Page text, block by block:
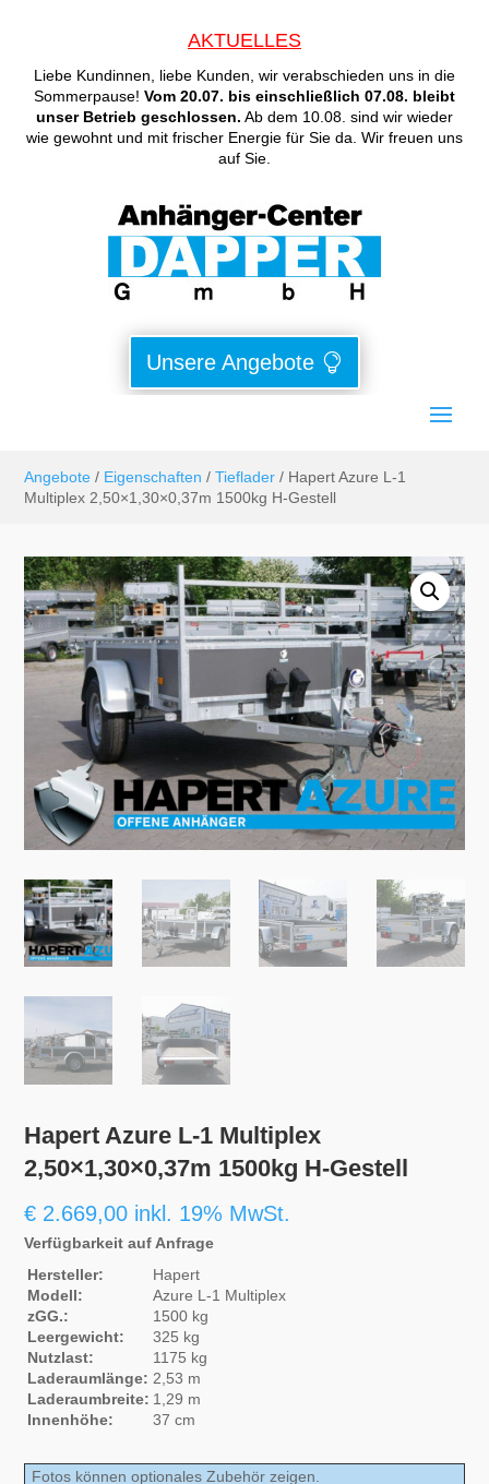
AKTUELLES
Liebe Kundinnen, liebe Kunden, wir verabschieden uns in die
Sommerpause! Vom 20.07. bis einschließlich 07.08. bleibt
unser Betrieb geschlossen. Ab dem 10.08. sind wir wieder
wie gewohnt und mit frischer Energie für Sie da. Wir freuen uns
auf Sie.
Unsere Angebote
Angebote / Eigenschaften /Tieflader / Hapert Azure L-1
Multiplex 2,50×1,30×0,37m 1500kg H-Gestell
Hapert Azure L-1 Multiplex
2,50×1,30×0,37m 1500kg H-Gestell
€ 2.669,00 inkl. 19% MwSt.
Verfügbarkeit auf Anfrage
Hersteller:
Hapert
Modell:
Azure L-1 Multiplex
zGG.:
1500 kg
Leergewicht:
325 kg
Nutzlast:
1175 kg
Laderaumlänge: 2,53 m
Laderaumbreite: 1,29 m
Innenhöhe:
37 cm
Fotos können optionales Zubehör zeigen.